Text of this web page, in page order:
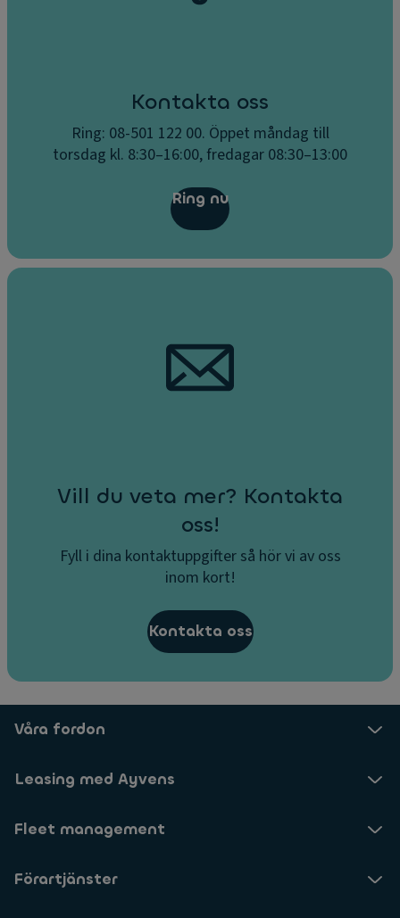
Kontakta oss
Ring: 08-501 122 00. Öppet måndag till
torsdag kl. 8:30–16:00, fredagar 08:30–13:00
Ring nu
Vill du veta mer? Kontakta
oss!
Fyll i dina kontaktuppgifter så hör vi av oss
inom kort!
Kontakta oss
Våra fordon
Leasing med Ayvens
Fleet management
Förartjänster